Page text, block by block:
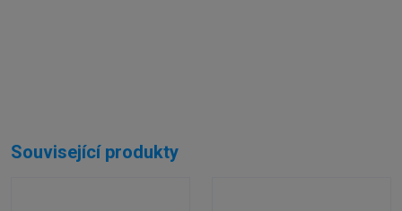
Související produkty